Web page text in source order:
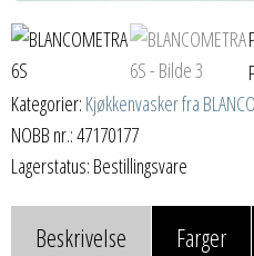
Kategorier: Kjøkkenvasker fra BLANCO
NOBB nr.: 47170177
Lagerstatus: Bestillingsvare
Beskrivelse Farger